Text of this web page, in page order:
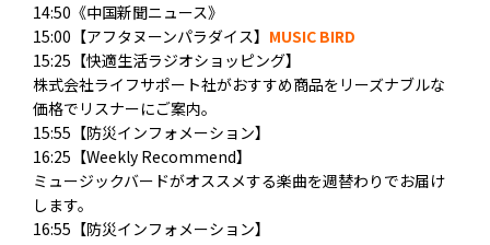
14:50《中国新聞ニュース》
15:00【アフタヌーンパラダイス】 MUSIC BIRD
15:25【快適生活ラジオショッピング】
株式会社ライフサポート社がおすすめ商品をリーズナブルな
価格でリスナーにご案内。
15:55【防災インフォメーション】
16:25【Weekly Recommend】
ミュージックバードがオススメする楽曲を週替わりでお届け
します。
16:55【防災インフォメーション】